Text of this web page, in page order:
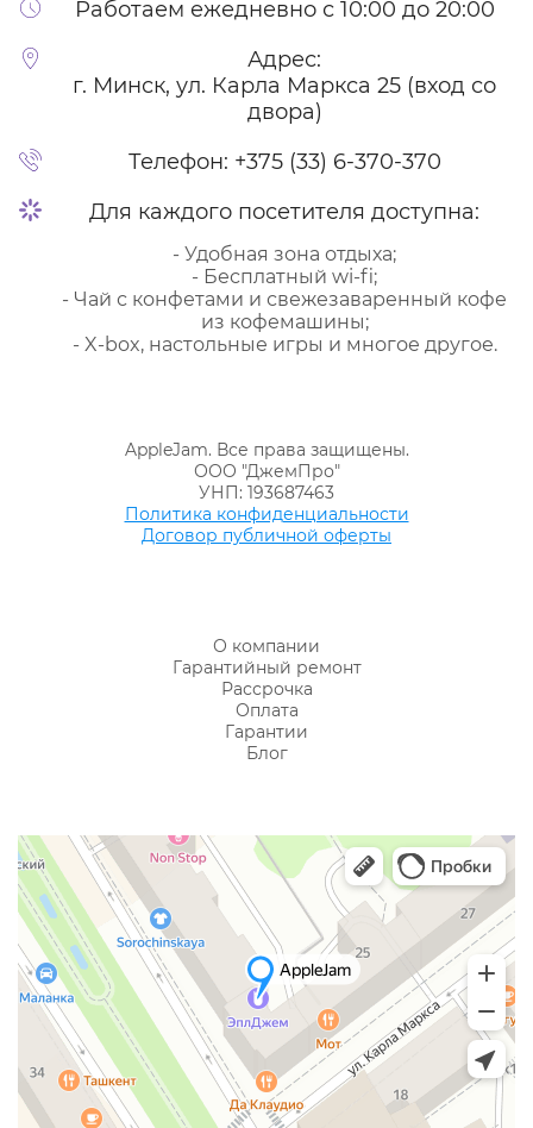
Работаем ежедневно с 10:00 до 20:00
Адрес:
г. Минск, ул. Карла Маркса 25 (вход со
двора)
Телефон: +375 (33) 6-370-370
Для каждого посетителя доступна:
- Удобная зона отдыха;
- Бесплатный wi-fi;
- Чай с конфетами и свежезаваренный кофе
из кофемашины;
- X-box, настольные игры и многое другое.
AppleJam. Все права защищены.
ООО "ДжемПро"
УНП: 193687463
Политика конфиденциальности
Договор публичной оферты
О компании
Гарантийный ремонт
Рассрочка
Оплата
Гарантии
Блог